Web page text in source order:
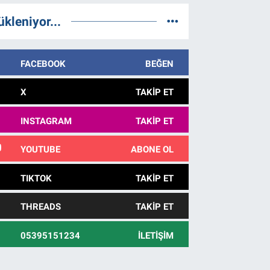
FACEBOOK BEĞEN
X TAKIP ET
INSTAGRAM TAKIP ET
YOUTUBE ABONE OL
TIKTOK TAKIP ET
THREADS TAKIP ET
05395151234 İLETIŞIM